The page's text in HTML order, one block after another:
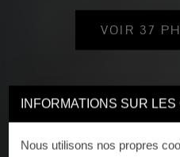
INFORMATIONS SUR LES
Nous utilisons nos propres
VOIR 37